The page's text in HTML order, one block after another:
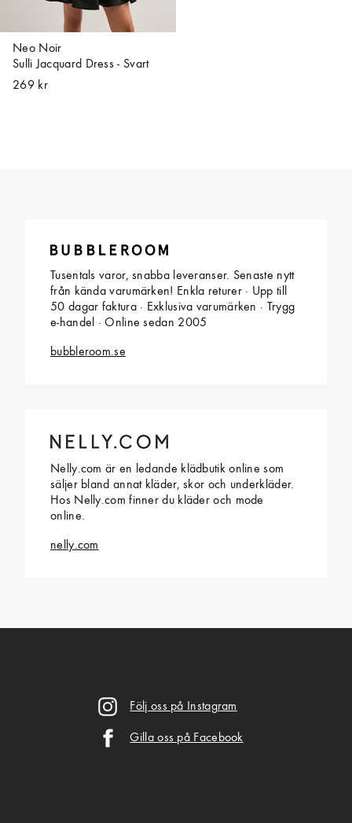
Neo Noir
Sulli Jacquard Dress - Svart
269 kr
Tusentals varor, snabba leveranser. Senaste nytt
från kända varumärken! Enkla returer · Upp till
50 dagar faktura · Exklusiva varumärken · Trygg
e-handel · Online sedan 2005
bubbleroom.se
Nelly.com är en ledande klädbutik online som
säljer bland annat kläder, skor och underkläder.
Hos Nelly.com finner du kläder och mode
online.
nelly.com
Följ oss på Instagram
Gilla oss på Facebook